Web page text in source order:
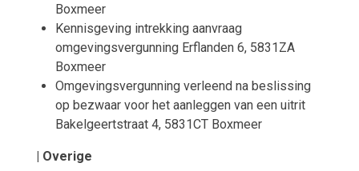
Boxmeer
Kennisgeving intrekking aanvraag
omgevingsvergunning Erflanden 6, 5831ZA
Boxmeer
Omgevingsvergunning verleend na beslissing
op bezwaar voor het aanleggen van een uitrit
Bakelgeertstraat 4, 5831CT Boxmeer
| Overige